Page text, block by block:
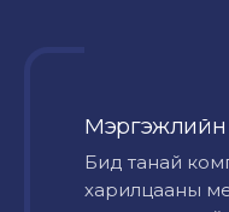
Мэргэжлийн
Бид танай
харилцааны